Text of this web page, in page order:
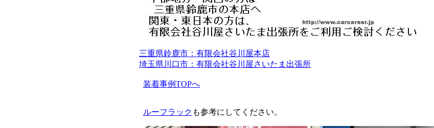
三重県鈴鹿市：有限会社谷川屋本店
埼玉県川口市：有限会社谷川屋さいたま出張所
装着事例TOPへ
ルーフラック も参考にしてください。